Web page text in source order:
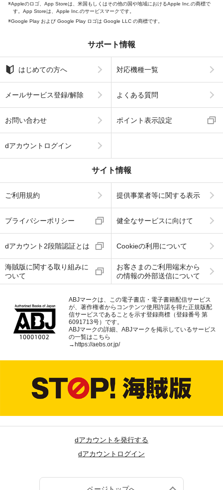
Appleのロゴ、App Storeは、米国もしくはその他の国や地域におけるApple Inc.の商標で
す。App Storeは、Apple Inc.のサービスマークです。
Google Play および Google Play ロゴは Google LLC の商標です。
サポート情報
はじめての方へ 対応機種一覧
メールサービス登録/解除 よくある質問
お問い合わせ ポイント表示設定
dアカウントログイン
サイト情報
ご利用規約 提供事業者等に関する表示
プライバシーポリシー 健全なサービスに向けて
dアカウント2段階認証とは Cookieの利用について
海賊版に関する取り組みに
ついて
お客さまのご利用端末から
の情報の外部送信について
ABJマークは、この電子書店・電子書籍配信サービス
が、著作権者からコンテンツ使用許諾を得た正規版配
信サービスであることを示す登録商標（登録番号 第
6091713号）です。
ABJマークの詳細、ABJマークを掲示しているサービス
の一覧はこちら
→https://aebs.or.jp/
dアカウントを発行する
dアカウントログイン